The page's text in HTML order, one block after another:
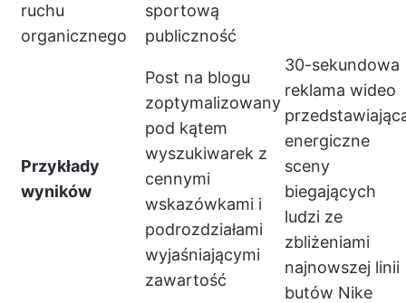
ruchu
organicznego
sportową
publiczność
Przykłady
wyników
Post na blogu
zoptymalizowany
pod kątem
wyszukiwarek z
cennymi
wskazówkami i
podrozdziałami
wyjaśniającymi
zawartość
30-sekundowa
reklama wideo
energiczne
sceny
biegających
ludzi ze
zbliżeniami
najnowszej linii
butów Nike